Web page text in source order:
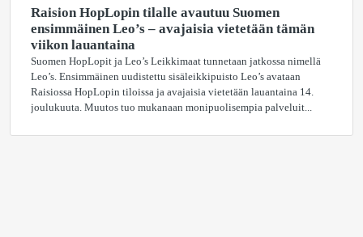
Raision HopLopin tilalle avautuu Suomen
ensimmäinen Leo’s – avajaisia vietetään tämän
viikon lauantaina
Suomen HopLopit ja Leo’s Leikkimaat tunnetaan jatkossa nimellä
Leo’s. Ensimmäinen uudistettu sisäleikkipuisto Leo’s avataan
Raisiossa HopLopin tiloissa ja avajaisia vietetään lauantaina 14.
joulukuuta. Muutos tuo mukanaan monipuolisempia palveluit...